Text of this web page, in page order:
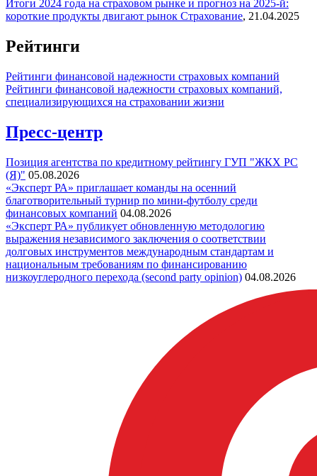
Итоги 2024 года на страховом рынке и прогноз на 2025-й:
короткие продукты двигают рынок Страхование, 21.04.2025
Рейтинги
Рейтинги финансовой надежности страховых компаний
Рейтинги финансовой надежности страховых компаний,
специализирующихся на страховании жизни
Пресс-центр
Позиция агентства по кредитному рейтингу ГУП "ЖКХ РС
(Я)" 05.08.2026
«Эксперт РА» приглашает команды на осенний
благотворительный турнир по мини-футболу среди
финансовых компаний 04.08.2026
«Эксперт РА» публикует обновленную методологию
выражения независимого заключения о соответствии
долговых инструментов международным стандартам и
национальным требованиям по финансированию
низкоуглеродного перехода (second party opinion) 04.08.2026